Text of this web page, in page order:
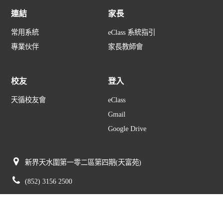
連結
常用系統
專業伙伴
家長
eClass 系統指引
家長教師會
校友
天循校友會
登入
eClass
Gmail
Google Drive
新界天水圍第一零二區第四期(天富苑)
(852) 3156 2500